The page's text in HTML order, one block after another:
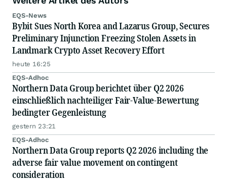
EQS-News
Bybit Sues North Korea and Lazarus Group, Secures
Preliminary Injunction Freezing Stolen Assets in
Landmark Crypto Asset Recovery Effort
heute 16:25
EQS-Adhoc
Northern Data Group berichtet über Q2 2026
einschließlich nachteiliger Fair-Value-Bewertung
bedingter Gegenleistung
gestern 23:21
EQS-Adhoc
Northern Data Group reports Q2 2026 including the
adverse fair value movement on contingent
consideration